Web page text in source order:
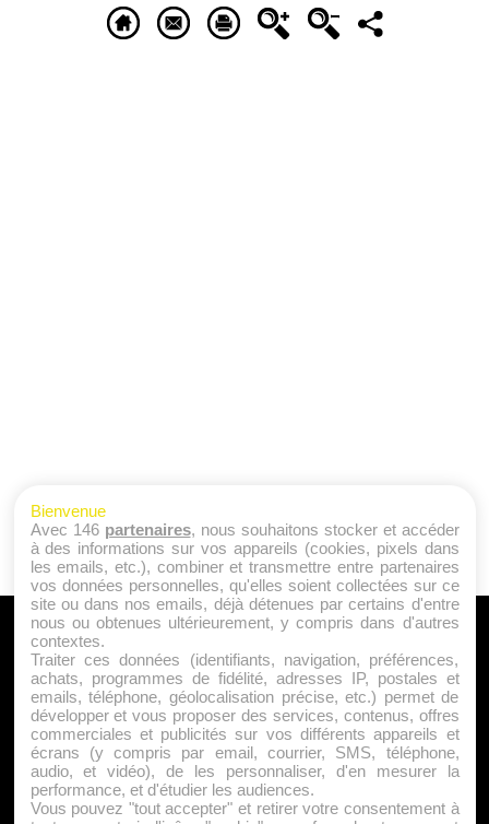
A PROPOS
Qui sommes nous ?
Mentions Légales
Publicité
Politique de Cookies
Contact
Bienvenue
Avec 146 partenaires, nous souhaitons stocker et accéder
à des informations sur vos appareils (cookies, pixels dans
les emails, etc.), combiner et transmettre entre partenaires
vos données personnelles, qu'elles soient collectées sur ce
site ou dans nos emails, déjà détenues par certains d'entre
nous ou obtenues ultérieurement, y compris dans d'autres
contextes.
Traiter ces données (identifiants, navigation, préférences,
achats, programmes de fidélité, adresses IP, postales et
emails, téléphone, géolocalisation précise, etc.) permet de
développer et vous proposer des services, contenus, offres
commerciales et publicités sur vos différents appareils et
écrans (y compris par email, courrier, SMS, téléphone,
audio, et vidéo), de les personnaliser, d'en mesurer la
performance, et d'étudier les audiences.
Vous pouvez "tout accepter" et retirer votre consentement à